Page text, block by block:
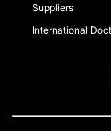
Suppliers
International